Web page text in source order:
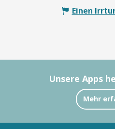
Einen
Unsere Apps
Mehr